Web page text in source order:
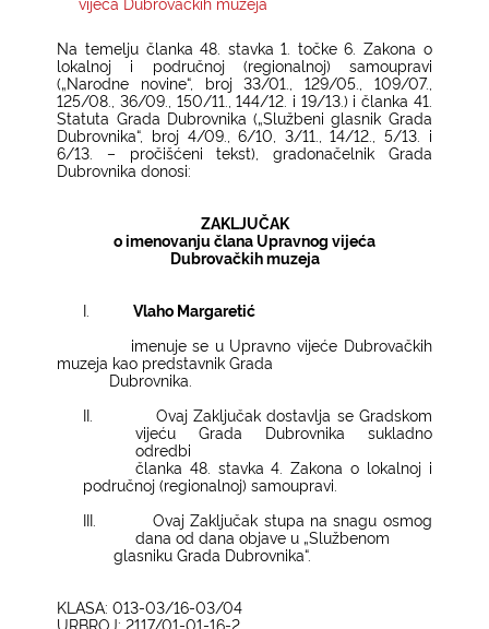
KONTAKTI
Na temelju članka 48. stavka 1. točke 6. Zakona o
lokalnoj i područnoj (regionalnoj) samoupravi
(„Narodne novine“, broj 33/01., 129/05., 109/07.,
125/08., 36/09., 150/11., 144/12. i 19/13.) i članka 41.
Statuta Grada Dubrovnika („Službeni glasnik Grada
Dubrovnika“, broj 4/09., 6/10, 3/11., 14/12., 5/13. i
6/13. – pročišćeni tekst), gradonačelnik Grada
Dubrovnika donosi:
ZAKLJUČAK
o imenovanju člana Upravnog vijeća
Dubrovačkih muzeja
I.
Vlaho Margaretić
imenuje se u Upravno vijeće Dubrovačkih
muzeja kao predstavnik Grada
Dubrovnika.
II.
Ovaj Zaključak dostavlja se Gradskom
vijeću Grada Dubrovnika sukladno
odredbi
članka 48. stavka 4. Zakona o lokalnoj i
područnoj (regionalnoj) samoupravi.
III.
Ovaj Zaključak stupa na snagu osmog
dana od dana objave u „Službenom
glasniku Grada Dubrovnika“.
KLASA: 013-03/16-03/04
URBROJ: 2117/01-01-16-2